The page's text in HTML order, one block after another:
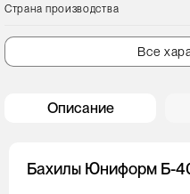
Страна производства
Все
Описание
Бахилы Юниформ Б-